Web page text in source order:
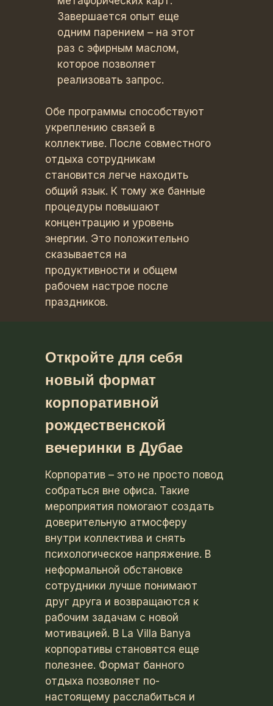
Завершается опыт еще
одним парением – на этот
раз с эфирным маслом,
которое позволяет
реализовать запрос.
Обе программы способствуют
укреплению связей в
коллективе. После совместного
отдыха сотрудникам
становится легче находить
общий язык. К тому же банные
процедуры повышают
концентрацию и уровень
энергии. Это положительно
сказывается на
продуктивности и общем
рабочем настрое после
праздников.
Откройте для себя
новый формат
корпоративной
рождественской
вечеринки в Дубае
Корпоратив – это не просто повод
собраться вне офиса. Такие
мероприятия помогают создать
доверительную атмосферу
внутри коллектива и снять
психологическое напряжение. В
неформальной обстановке
сотрудники лучше понимают
друг друга и возвращаются к
рабочим задачам с новой
мотивацией. В La Villa Banya
корпоративы становятся еще
полезнее. Формат банного
отдыха позволяет по-
настоящему расслабиться и